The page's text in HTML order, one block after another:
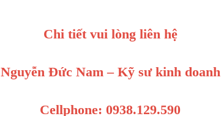
Chi tiết vui lòng liên hệ
Nguyễn Đức Nam – Kỹ sư kinh doanh
Cellphone: 0938.129.590